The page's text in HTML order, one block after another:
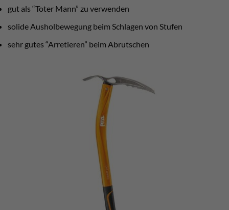
gut als “Toter Mann” zu verwenden
solide Ausholbewegung beim Schlagen von Stufen
sehr gutes “Arretieren” beim Abrutschen